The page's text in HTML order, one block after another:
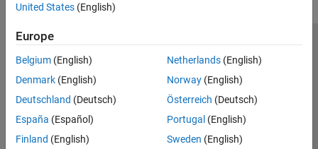
United States (English)
Europe
Belgium (English)
Denmark (English)
Deutschland (Deutsch)
España (Español)
Finland (English)
Netherlands(English)
Norway(English)
Österreich (Deutsch)
Portugal (English)
Sweden (English)
Lutte anti-piratage
Contacts locaux
© 1994-2026 The MathWorks, Inc.